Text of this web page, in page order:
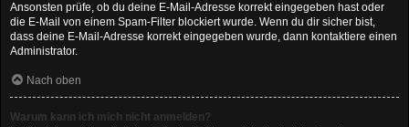
Ansonsten prüfe, ob du deine E-Mail-Adresse korrekt eingegeben hast oder
die E-Mail von einem Spam-Filter blockiert wurde. Wenn du dir sicher bist,
dass deine E-Mail-Adresse korrekt eingegeben wurde, dann kontaktiere einen
Administrator.
Nach oben
Warum kann ich mich nicht anmelden?